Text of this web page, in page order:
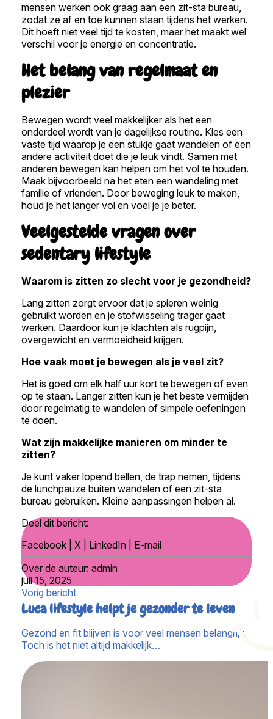
mensen werken ook graag aan een zit-sta bureau,
zodat ze af en toe kunnen staan tijdens het werken.
Dit hoeft niet veel tijd te kosten, maar het maakt wel
verschil voor je energie en concentratie.
Het belang van regelmaat en
plezier
Bewegen wordt veel makkelijker als het een
onderdeel wordt van je dagelijkse routine. Kies een
vaste tijd waarop je een stukje gaat wandelen of een
andere activiteit doet die je leuk vindt. Samen met
anderen bewegen kan helpen om het vol te houden.
Maak bijvoorbeeld na het eten een wandeling met
familie of vrienden. Door beweging leuk te maken,
houd je het langer vol en voel je je beter.
Veelgestelde vragen over
sedentary lifestyle
Waarom is zitten zo slecht voor je gezondheid?
Lang zitten zorgt ervoor dat je spieren weinig
gebruikt worden en je stofwisseling trager gaat
werken. Daardoor kun je klachten als rugpijn,
overgewicht en vermoeidheid krijgen.
Hoe vaak moet je bewegen als je veel zit?
Het is goed om elk half uur kort te bewegen of even
op te staan. Langer zitten kun je het beste vermijden
door regelmatig te wandelen of simpele oefeningen
te doen.
Wat zijn makkelijke manieren om minder te
zitten?
Je kunt vaker lopend bellen, de trap nemen, tijdens
de lunchpauze buiten wandelen of een zit-sta
bureau gebruiken. Kleine aanpassingen helpen al.
Deel dit bericht:
Facebook| X LinkedIn| E-mail
Over de auteur: admin
juli 15, 2025
Vorig bericht
Luca lifestyle helpt je gezonder te leven
Gezond en fit blijven is voor veel mensen belangrijk.
Toch is het niet altijd makkelijk…